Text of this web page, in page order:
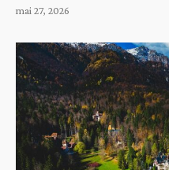
mai 27, 2026